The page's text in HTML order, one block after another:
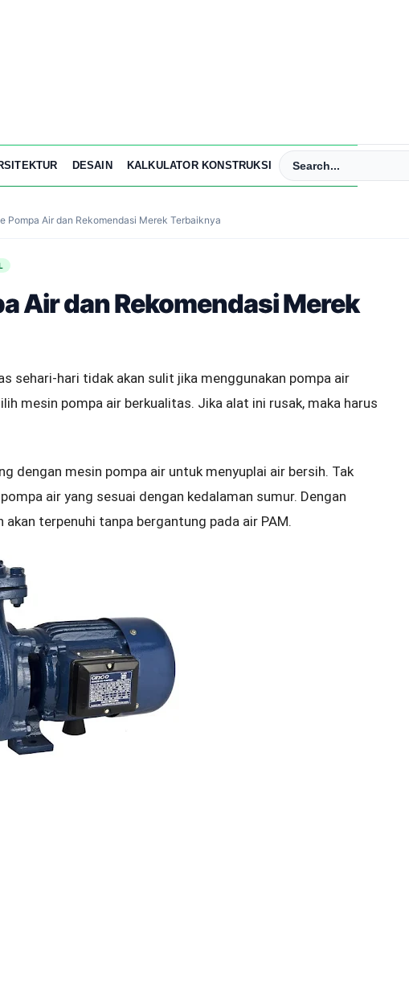
DESAIN KALKULATOR KONSTRUKSI
Pompa Air dan Rekomendasi Merek Terbaiknya
Air dan Rekomendasi Merek
sehari-hari tidak akan sulit jika menggunakan pompa air
mesin pompa air berkualitas. Jika alat ini rusak, maka harus
dengan mesin pompa air untuk menyuplai air bersih. Tak
air yang sesuai dengan kedalaman sumur. Dengan
terpenuhi tanpa bergantung pada air PAM.